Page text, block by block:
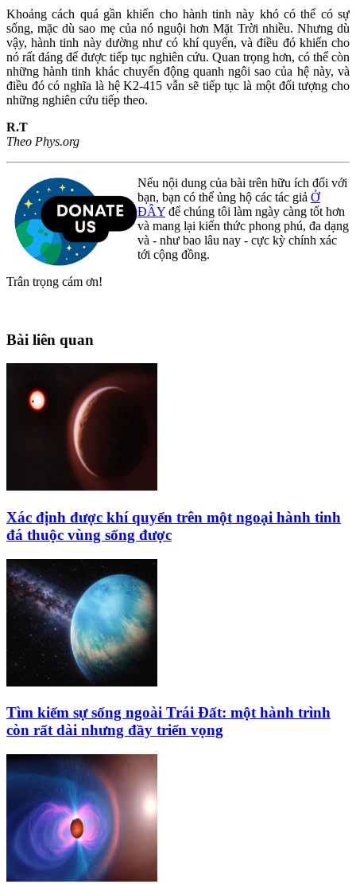
Khoảng cách quá gần khiến cho hành tinh này khó có thể có sự
sống, mặc dù sao mẹ của nó nguội hơn Mặt Trời nhiều. Nhưng dù
vậy, hành tinh này dường như có khí quyển, và điều đó khiến cho
nó rất đáng để được tiếp tục nghiên cứu. Quan trọng hơn, có thể còn
những hành tinh khác chuyển động quanh ngôi sao của hệ này, và
điều đó có nghĩa là hệ K2-415 vẫn sẽ tiếp tục là một đối tượng cho
những nghiên cứu tiếp theo.
R.T
Theo Phys.org
Nếu nội dung của bài trên hữu ích đối với
bạn, bạn có thể ủng hộ các tác giả Ở
ĐÂY để chúng tôi làm ngày càng tốt hơn
và mang lại kiến thức phong phú, đa dạng
và - như bao lâu nay - cực kỳ chính xác
tới cộng đồng.
Trân trọng cám ơn!
Bài liên quan
Xác định được khí quyển trên một ngoại hành tinh
đá thuộc vùng sống được
Tìm kiếm sự sống ngoài Trái Đất: một hành trình
còn rất dài nhưng đầy triển vọng